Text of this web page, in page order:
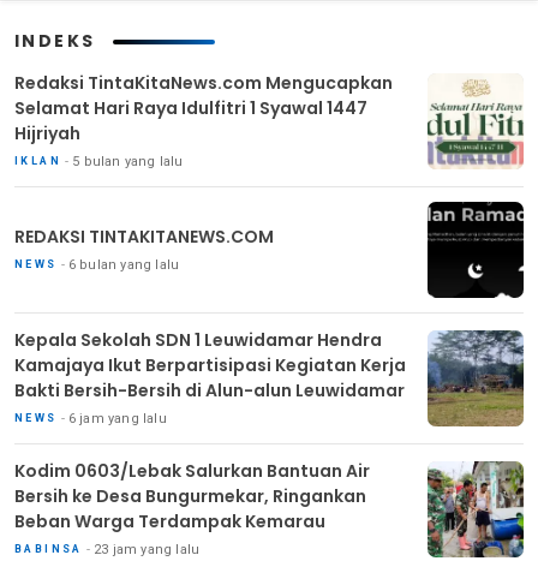
INDEKS
Redaksi TintaKitaNews.com Mengucapkan
Selamat Hari Raya Idulfitri 1 Syawal 1447
Hijriyah
IKLAN 5 bulan yang lalu
REDAKSI TINTAKITANEWS.COM
NEWS 6 bulan yang lalu
Kepala Sekolah SDN 1 Leuwidamar Hendra
Kamajaya Ikut Berpartisipasi Kegiatan Kerja
Bakti Bersih-Bersih di Alun-alun Leuwidamar
NEWS 6 jam yang lalu
Kodim 0603/Lebak Salurkan Bantuan Air
Bersih ke Desa Bungurmekar, Ringankan
Beban Warga Terdampak Kemarau
BABINSA 23 jam yang lalu